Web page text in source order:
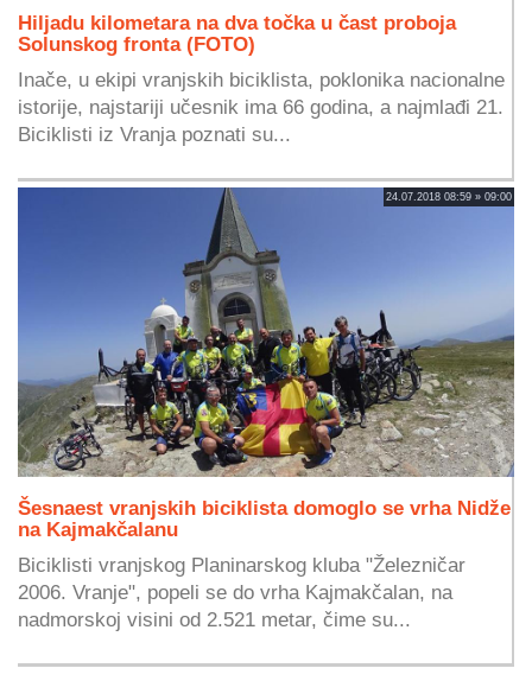
Hiljadu kilometara na dva točka u čast proboja
Solunskog fronta (FOTO)
Inače, u ekipi vranjskih biciklista, poklonika nacionalne
istorije, najstariji učesnik ima 66 godina, a najmlađi 21.
Biciklisti iz Vranja poznati su...
24.07.2018 08:59 » 09:00
Šesnaest vranjskih biciklista domoglo se vrha Nidže
na Kajmakčalanu
Biciklisti vranjskog Planinarskog kluba "Železničar
2006. Vranje", popeli se do vrha Kajmakčalan, na
nadmorskoj visini od 2.521 metar, čime su...